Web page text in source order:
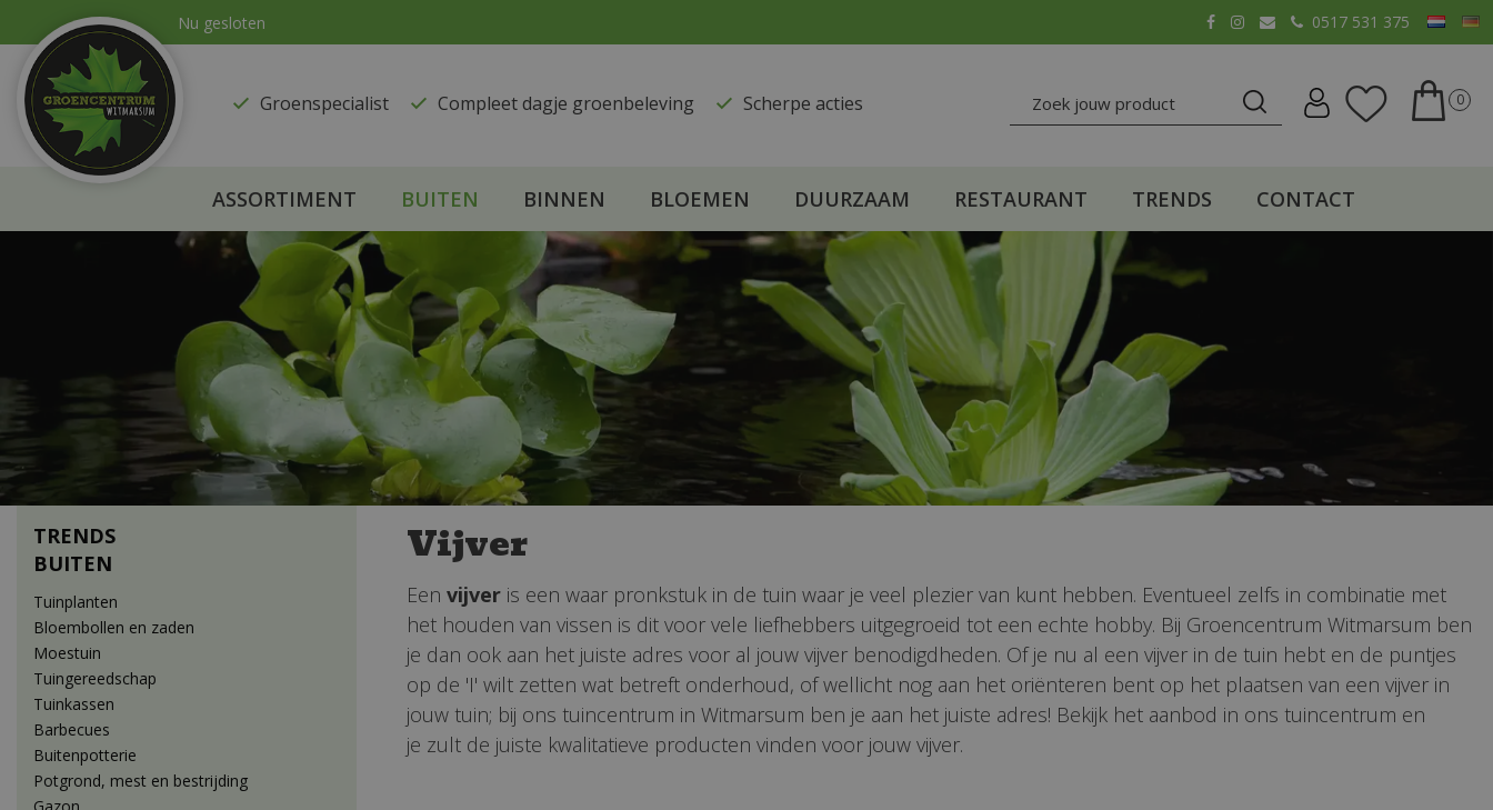
naar
content
Nu gesloten 0517 531 375
Groenspecialist ​Compleet dagje groenbeleving ​Scherpe acties
ASSORTIMENT BUITEN BINNEN BLOEMEN DUURZAAM RESTAURANT TRENDS CONTACT
Vijver
Een vijver is een waar pronkstuk in de tuin waar je veel plezier van kunt hebben. Eventueel zelfs in combinatie met
het houden van vissen is dit voor vele liefhebbers uitgegroeid tot een echte hobby. Bij Groencentrum Witmarsum ben
je dan ook aan het juiste adres voor al jouw vijver benodigdheden. Of je nu al een vijver in de tuin hebt en de puntjes
op de 'I' wilt zetten wat betreft onderhoud, of wellicht nog aan het oriënteren bent op het plaatsen van een vijver in
jouw tuin; bij ons tuincentrum in Witmarsum ben je aan het juiste adres! Bekijk het aanbod in ons tuincentrum en
je zult de juiste kwalitatieve producten vinden voor jouw vijver.
TRENDS
BUITEN
Tuinplanten
Bloembollen en zaden
Moestuin
Tuingereedschap
Tuinkassen
Barbecues
Buitenpotterie
Potgrond, mest en bestrijding